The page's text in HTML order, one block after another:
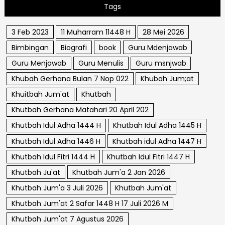
Tags
3 Feb 2023 11 Muharram 11448 H
28 Mei 2026
Bimbingan
Biografi book
Guru Mdenjawab
Guru Menjawab
Guru Menulis
Guru msnjwab
Khubah Gerhana Bulan 7 Nop 022
Khubah Jum;at
Khuitbah Jum'at
Khutbah
Khutbah Gerhana Matahari 20 April 202
Khutbah Idul Adha 1444 H
Khutbah Idul Adha 1445 H
Khutbah Idul Adha 1446 H
Khutbah idul Adha 1447 H
Khutbah Idul Fitri 1444 H
Khutbah Idul Fitri 1447 H
Khutbah Ju'at
Khutbah Jum'a 2 Jan 2026
Khutbah Jum'a 3 Juli 2026
Khutbah Jum'at
Khutbah Jum'at 2 Safar 1448 H 17 Juli 2026 M
Khutbah Jum'at 7 Agustus 2026